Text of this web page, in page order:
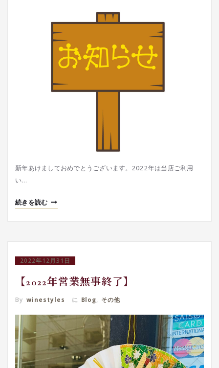
新年あけましておめでとうございます。2022年は当店ご利用
い…
続きを読む
2022年12月31日
【2022年営業無事終了】
By winestyles に Blog, その他